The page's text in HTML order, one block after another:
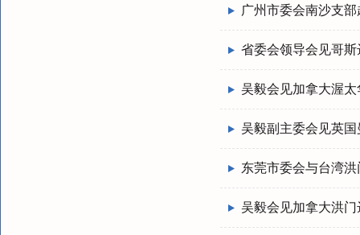
广州市委会南沙支
省委会领导会见哥
吴毅会见加拿大渥
吴毅副主委会见英
东莞市委会与台湾
吴毅会见加拿大洪